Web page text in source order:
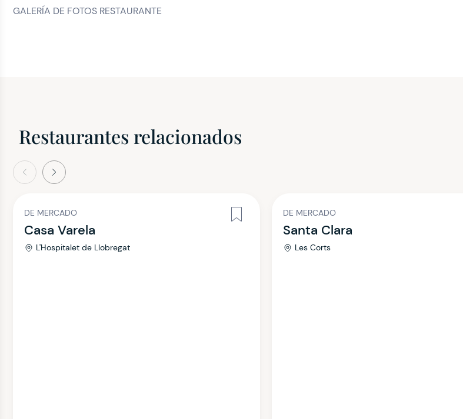
GALERÍA DE FOTOS RESTAURANTE
Restaurantes relacionados
Siguiente
DE MERCADO
Casa Varela
L'Hospitalet de Llobregat
DE MERCADO
Santa Clara
Les Corts